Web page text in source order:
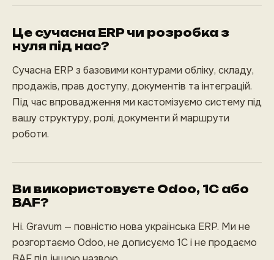
Це сучасна ERP чи розробка з
нуля під нас?
Сучасна ERP з базовими контурами обліку, складу,
продажів, прав доступу, документів та інтеграцій.
Під час впровадження ми кастомізуємо систему під
вашу структуру, ролі, документи й маршрути
роботи.
Ви використовуєте Odoo, 1С або
BAF?
Ні. Gravum — повністю нова українська ERP. Ми не
розгортаємо Odoo, не дописуємо 1С і не продаємо